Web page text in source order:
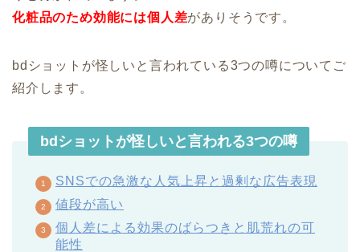
化粧品のため効能には個人差がありそうです。
bdショットが怪しいと言われている3つの噂についてご
紹介します。
bdショットが怪しいと言われる3つの噂
SNSでの急激な人気上昇と過剰な広告表現
値段が高い
個人差による効果のばらつきと肌荒れの可
能性